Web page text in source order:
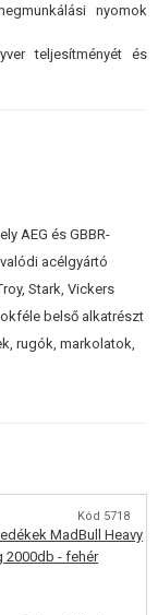
nyomok
teljesítményét és
AEG és GBBR-
acélgyártó
Stark, Vickers
belső alkatrészt
rugók, markolatok,
Kód 5718